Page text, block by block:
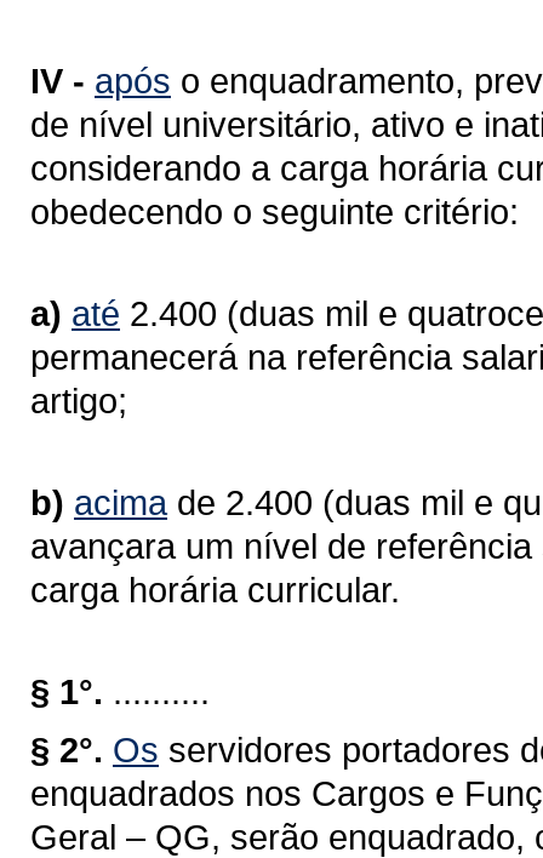
IV - após o enquadramento,
de nível universitário, ativo e
considerando a carga horária
obedecendo o seguinte critério:
a) até 2.400 (duas mil e
permanecerá na referência
artigo;
b) acimade 2.400 (duas mil e
avançara um nível de
carga horária curricular.
§ 1°. ..........
§ 2°. Os servidores portadores
enquadrados nos Cargos e
Geral – QG, serão